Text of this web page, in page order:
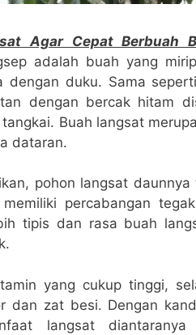
Agar Cepat Berbuah
adalah buah yang
dengan duku. Sama
dengan bercak hitam
Buah langsat
dataran.
pohon langsat daunnya
percabangan
tipis dan rasa buah
yang cukup tinggi,
dan zat besi. Dengan
langsat diantaranya